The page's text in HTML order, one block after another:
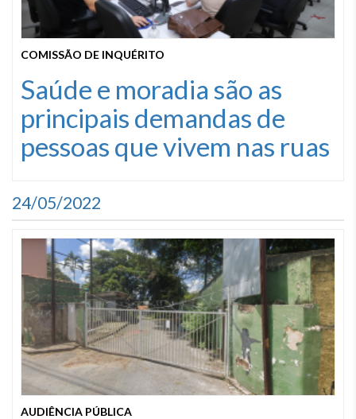
COMISSÃO DE INQUÉRITO
Saúde e moradia são as
principais demandas de
pessoas que vivem nas ruas
24/05/2022
AUDIÊNCIA PÚBLICA